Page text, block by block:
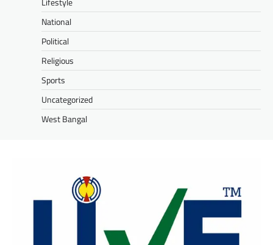
National
Political
Religious
Sports
Uncategorized
West Bangal